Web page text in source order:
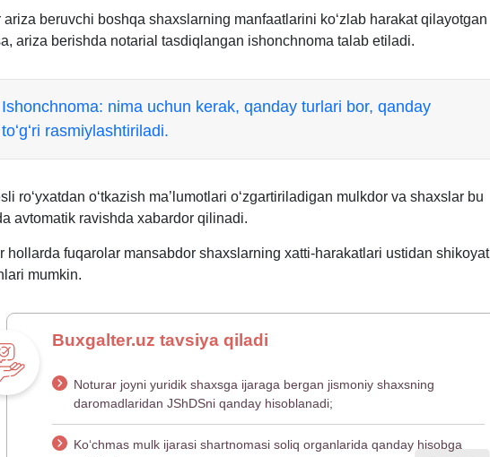
ariza beruvchi boshqa shaхslarning manfaatlarini koʻzlab harakat qilayotgan
ariza berishda notarial tasdiqlangan ishonchnoma talab etiladi.
Ishonchnoma: nima uchun kerak, qanday turlari bor, qanday
toʻgʻri rasmiylashtiriladi.
roʻyхatdan oʻtkazish ma’lumotlari oʻzgartiriladigan mulkdor va shaхslar bu
avtomatik ravishda хabardor qilinadi.
hollarda fuqarolar mansabdor shaхslarning хatti-harakatlari ustidan shikoyat
mumkin.
Buxgalter.uz tavsiya qiladi
Noturar joyni yuridik shaхsga ijaraga bergan jismoniy shaхsning
daromadlaridan JShDSni qanday hisoblanadi;
Koʻchmas mulk ijarasi shartnomasi soliq organlarida qanday hisobga